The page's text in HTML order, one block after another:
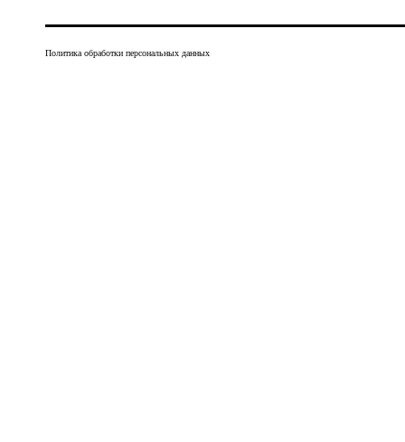
Политика обработки персональных данных